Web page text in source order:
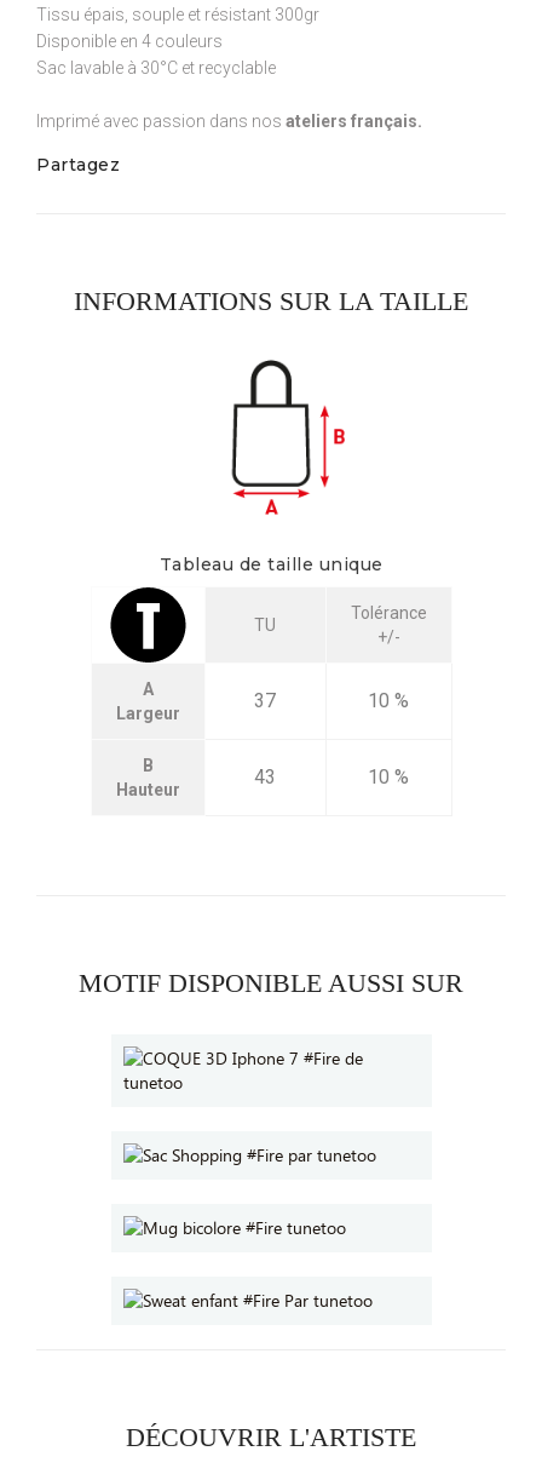
Tissu épais, souple et résistant 300gr
Disponible en 4 couleurs
Sac lavable à 30°C et recyclable
Imprimé avec passion dans nos ateliers français.
Partagez
INFORMATIONS SUR LA TAILLE
Tableau de taille unique
TU
Tolérance
+/-
A
Largeur
37 10 %
B
Hauteur
43 10 %
MOTIF DISPONIBLE AUSSI SUR
DÉCOUVRIR L'ARTISTE